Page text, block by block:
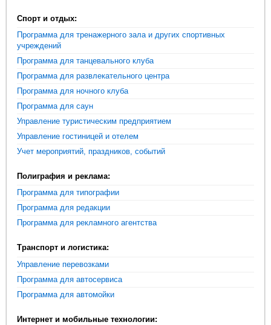
Спорт и отдых:
Программа для тренажерного зала и других спортивных
учреждений
Программа для танцевального клуба
Программа для развлекательного центра
Программа для ночного клуба
Программа для саун
Управление туристическим предприятием
Управление гостиницей и отелем
Учет мероприятий, праздников, событий
Полиграфия и реклама:
Программа для типографии
Программа для редакции
Программа для рекламного агентства
Транспорт и логистика:
Управление перевозками
Программа для автосервиса
Программа для автомойки
Интернет и мобильные технологии: